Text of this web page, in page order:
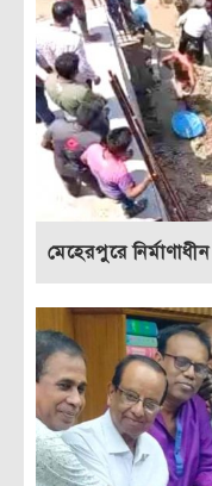
মেহেরপুরে